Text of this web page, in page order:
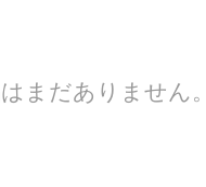
まだありません。